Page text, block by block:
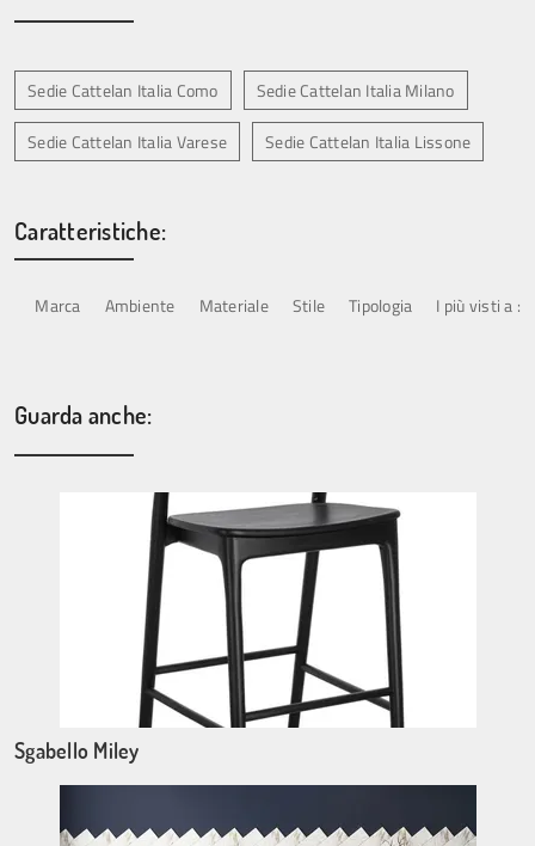
Sedie Cattelan Italia Como Sedie Cattelan Italia Milano
Sedie Cattelan Italia Varese Sedie Cattelan Italia Lissone
Caratteristiche:
Marca Ambiente Materiale Stile Tipologia I più visti a :
Guarda anche:
Sgabello Miley